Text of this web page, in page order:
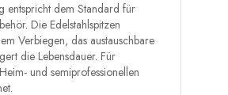
entspricht dem Standard für
Die Edelstahlspitzen
Verbiegen, das austauschbare
die Lebensdauer. Für
und semiprofessionellen